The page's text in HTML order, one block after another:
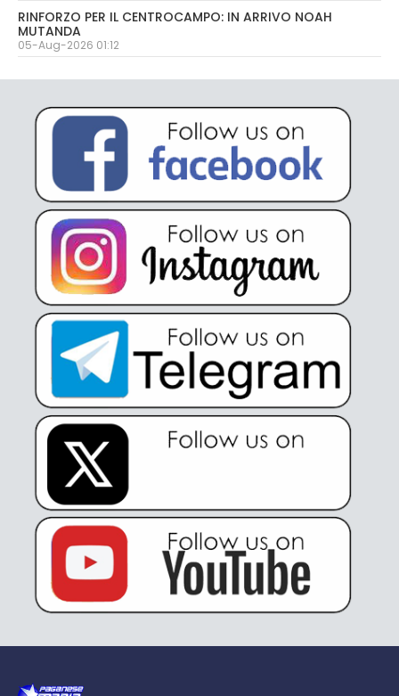
RINFORZO PER IL CENTROCAMPO: IN ARRIVO NOAH
MUTANDA
05-Aug-2026 01:12